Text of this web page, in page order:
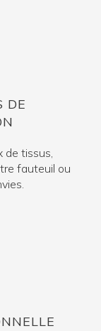
DE
de tissus,
fauteuil ou